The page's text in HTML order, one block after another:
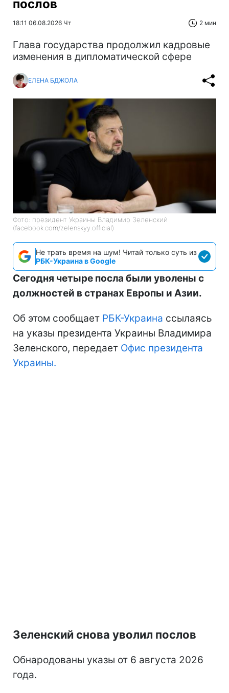
послов
18:11 06.08.2026 Чт 2 мин
Глава государства продолжил кадровые
изменения в дипломатической сфере
ЕЛЕНА БДЖОЛА
Фото: президент Украины Владимир Зеленский
(facebook.com/zelenskyy.official)
Не трать время на шум! Читай только суть из
РБК-Украина в Google
Сегодня четыре посла были уволены с
должностей в странах Европы и Азии.
Об этом сообщает РБК-Украина ссылаясь
на указы президента Украины Владимира
Зеленского, передает Офис президента
Украины.
Зеленский снова уволил послов
Обнародованы указы от 6 августа 2026
года.